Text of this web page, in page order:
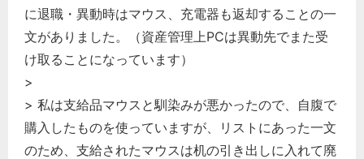
に退職・異動時はマウス、充電器も返却することの一
文がありました。（資産管理上PCは異動先でまた受
け取ることになっています）
>
> 私は支給品マウスと馴染みが悪かったので、自腹で
購入したものを使っていますが、リストにあった一文
のため、支給されたマウスは机の引き出しに入れて廃
どのカテゴリーに投稿しますか？
選択してください